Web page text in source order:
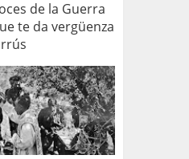
de la Guerra
te da vergüenza